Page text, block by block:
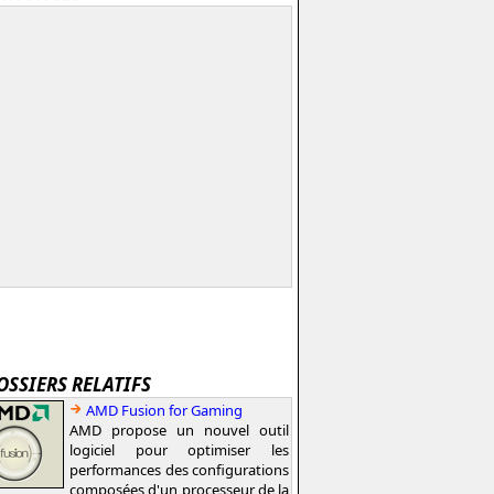
RELATIFS
AMD Fusion for Gaming
AMD propose un nouvel outil
logiciel pour optimiser les
performances des configurations
composées d'un processeur de la